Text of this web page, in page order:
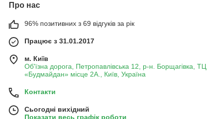
Про нас
96% позитивних з 69 відгуків за рік
Працює з 31.01.2017
м. Київ
Об'їзна дорога, Петропавлівська 12, р-н. Борщагівка, ТЦ
«Будмайдан» місце 2А., Київ, Україна
Контакти
Сьогодні вихідний
Показати весь графік роботи